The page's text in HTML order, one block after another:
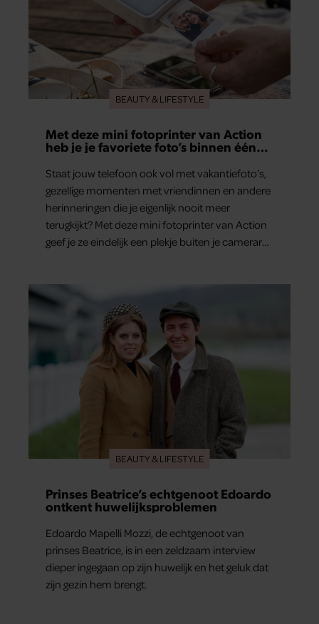
BEAUTY & LIFESTYLE
Met deze mini fotoprinter van Action
heb je je favoriete foto’s binnen één
Staat jouw telefoon ook vol met vakantiefoto’s,
gezellige momenten met vriendinnen en andere
herinneringen die je eigenlijk nooit meer
terugkijkt? Met deze mini fotoprinter van Action
geef je ze eindelijk een plekje buiten je camerarol.
BEAUTY & LIFESTYLE
Prinses Beatrice’s echtgenoot Edoardo
ontkent huwelijksproblemen
Edoardo Mapelli Mozzi, de echtgenoot van
prinses Beatrice, is in een zeldzaam interview
dieper ingegaan op zijn huwelijk en het geluk dat
zijn gezin hem brengt.